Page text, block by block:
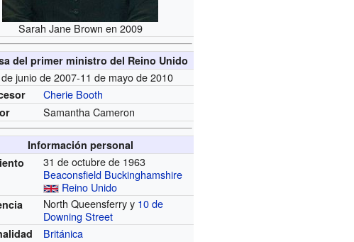
Sarah Jane Brown en 2009
del primer ministro del Reino Unido
junio de 2007-11 de mayo de 2010
Cherie Booth
Samantha Cameron
Información personal
31 de octubre de 1963
Beaconsfield Buckinghamshire
Reino Unido
North Queensferry y 10 de
Downing Street
Británica